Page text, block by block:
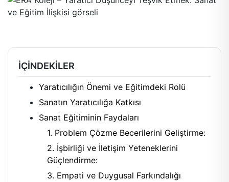
İÇINDEKILER
Yaratıcılığın Önemi ve Eğitimdeki Rolü
Sanatın Yaratıcılığa Katkısı
Sanat Eğitiminin Faydaları
1. Problem Çözme Becerilerini Geliştirme:
2. İşbirliği ve İletişim Yeteneklerini
Güçlendirme:
3. Empati ve Duygusal Farkındalığı